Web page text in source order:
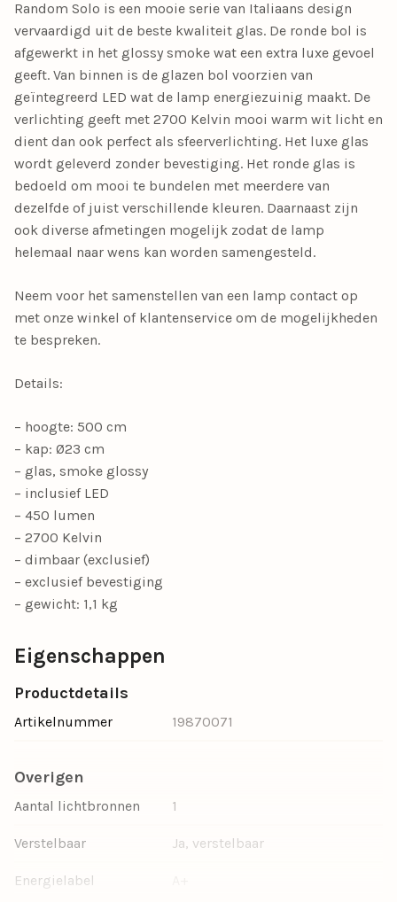
Random Solo is een mooie serie van Italiaans design
vervaardigd uit de beste kwaliteit glas. De ronde bol is
afgewerkt in het glossy smoke wat een extra luxe gevoel
geeft. Van binnen is de glazen bol voorzien van
geïntegreerd LED wat de lamp energiezuinig maakt. De
verlichting geeft met 2700 Kelvin mooi warm wit licht en
dient dan ook perfect als sfeerverlichting. Het luxe glas
wordt geleverd zonder bevestiging. Het ronde glas is
bedoeld om mooi te bundelen met meerdere van
dezelfde of juist verschillende kleuren. Daarnaast zijn
ook diverse afmetingen mogelijk zodat de lamp
helemaal naar wens kan worden samengesteld.
Neem voor het samenstellen van een lamp contact op
met onze winkel of klantenservice om de mogelijkheden
te bespreken.
Details:
– hoogte: 500 cm
– kap: Ø23 cm
– glas, smoke glossy
– inclusief LED
– 450 lumen
– 2700 Kelvin
– dimbaar (exclusief)
– exclusief bevestiging
– gewicht: 1,1 kg
Eigenschappen
Productdetails
Artikelnummer 19870071
Overigen
Aantal lichtbronnen 1
Verstelbaar Ja, verstelbaar
Energielabel